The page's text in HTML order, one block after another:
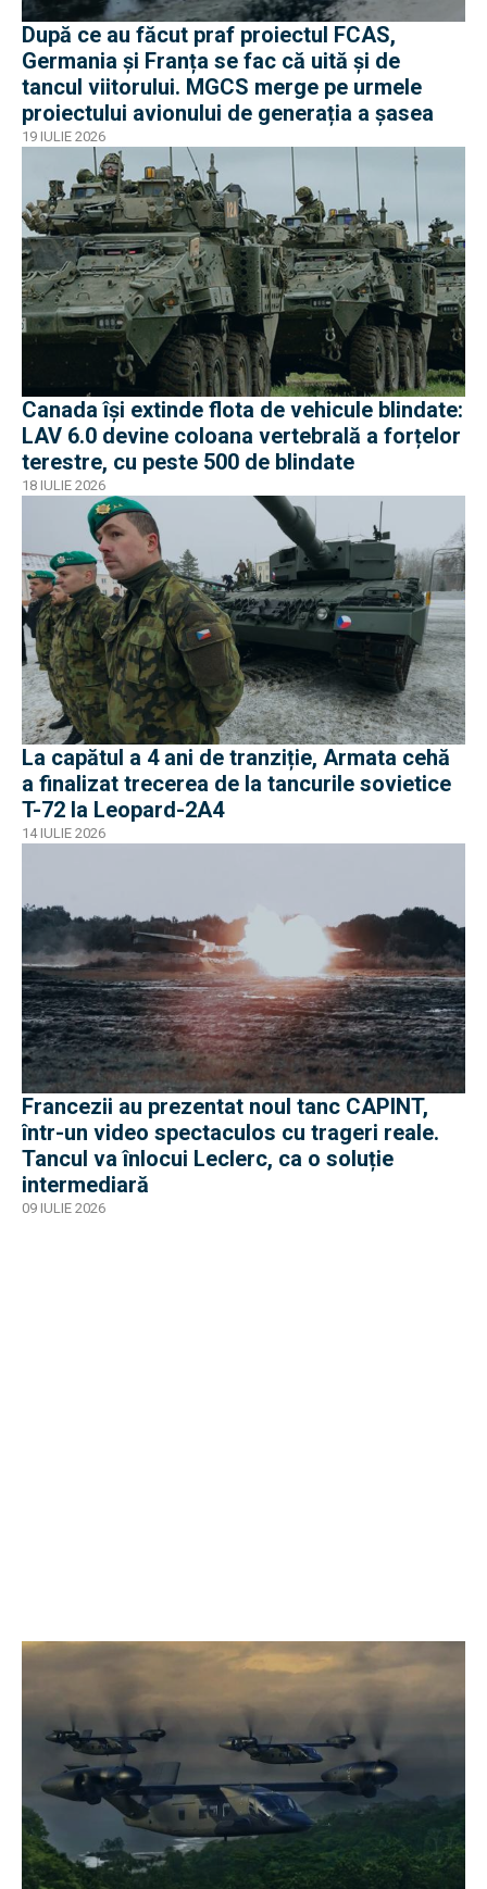
După ce au făcut praf proiectul FCAS,
Germania și Franța se fac că uită și de
tancul viitorului. MGCS merge pe urmele
proiectului avionului de generația a șasea
19 IULIE 2026
Canada își extinde flota de vehicule blindate:
LAV 6.0 devine coloana vertebrală a forțelor
terestre, cu peste 500 de blindate
18 IULIE 2026
La capătul a 4 ani de tranziție, Armata cehă
a finalizat trecerea de la tancurile sovietice
T-72 la Leopard-2A4
14 IULIE 2026
Francezii au prezentat noul tanc CAPINT,
într-un video spectaculos cu trageri reale.
Tancul va înlocui Leclerc, ca o soluție
intermediară
09 IULIE 2026